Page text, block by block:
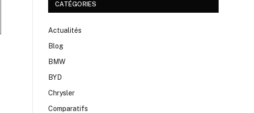
CATÉGORIES
Actualités
Blog
BMW
BYD
Chrysler
Comparatifs